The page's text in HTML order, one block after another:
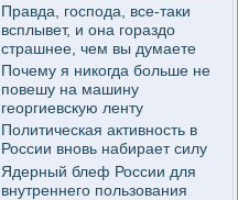
Правда, господа, все-таки
всплывет, и она гораздо
страшнее, чем вы думаете
Почему я никогда больше не
повешу на машину
георгиевскую ленту
Политическая активность в
России вновь набирает силу
Ядерный блеф России для
внутреннего пользования